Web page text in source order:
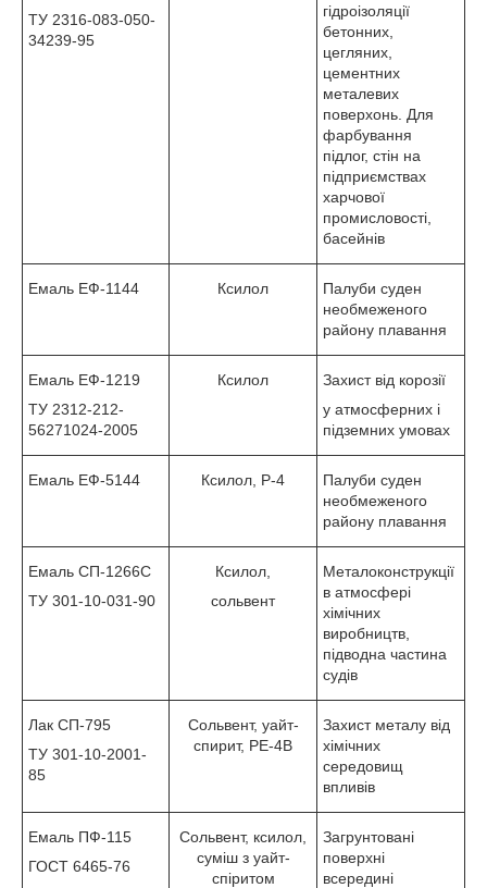
ТУ 2316-083-050-
34239-95
гідроізоляції
бетонних,
цегляних,
цементних
металевих
поверхонь. Для
фарбування
підлог, стін на
підприємствах
харчової
промисловості,
басейнів
Емаль ЕФ-1144 Ксилол
Палуби суден
необмеженого
району плавання
Емаль ЕФ-1219
ТУ 2312-212-
56271024-2005
Ксилол
Захист від корозії
у атмосферних і
підземних умовах
Емаль ЕФ-5144 Ксилол, Р-4
Палуби суден
необмеженого
району плавання
Емаль СП-1266С
ТУ 301-10-031-90
Ксилол,
сольвент
Металоконструкції
в атмосфері
хімічних
виробництв,
підводна частина
судів
Лак СП-795
ТУ 301-10-2001-
85
Сольвент, уайт-
спирит, РЕ-4В
Захист металу від
хімічних
середовищ
впливів
Емаль ПФ-115
ГОСТ 6465-76
Сольвент, ксилол,
суміш з уайт-
спіритом
Загрунтовані
поверхні
всередині